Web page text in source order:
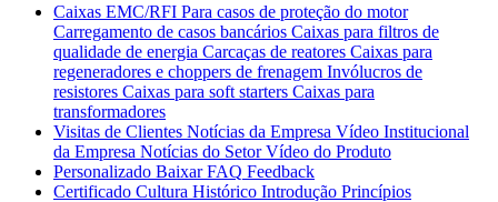
Caixas EMC/RFI Para casos de proteção do motor
Carregamento de casos bancários Caixas para filtros de
qualidade de energia Carcaças de reatores Caixas para
regeneradores e choppers de frenagem Invólucros de
resistores Caixas para soft starters Caixas para
transformadores
Visitas de Clientes Notícias da Empresa Vídeo Institucional
da Empresa Notícias do Setor Vídeo do Produto
Personalizado Baixar FAQ Feedback
Certificado Cultura Histórico Introdução Princípios